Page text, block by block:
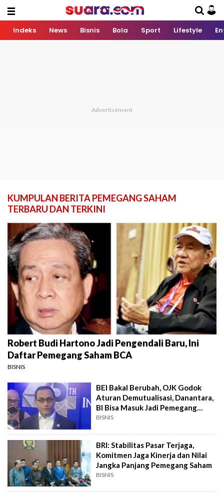
Indeks News Bisnis Bola Sport Lifestyle
KUMPULAN BERITA PEMEGANG SAHAM
TERBARU DAN TERKINI
Robert Budi Hartono Jadi Pengendali Baru, Ini
Daftar Pemegang Saham BCA
BISNIS
BEI Bakal Berubah, OJK Godok
Aturan Demutualisasi, Danantara,
BI Bisa Masuk Jadi Pemegang
Saham
BISNIS
BRI: Stabilitas Pasar Terjaga,
Komitmen Jaga Kinerja dan Nilai
Jangka Panjang Pemegang Saham
BISNIS